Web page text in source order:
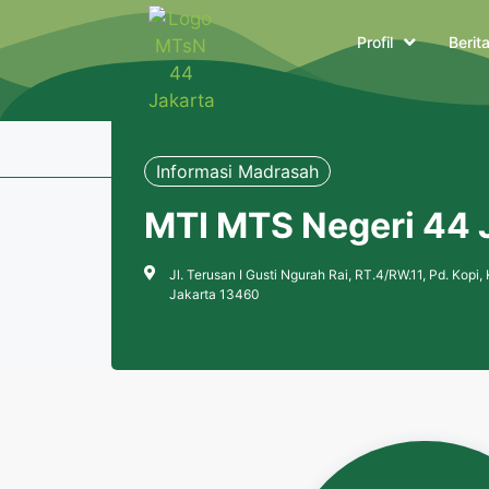
Profil Berita
Informasi Madrasah
MTI MTS Negeri
Jl. Terusan I Gusti Ngurah Rai, RT.4/RW.11, Pd.
Jakarta 13460